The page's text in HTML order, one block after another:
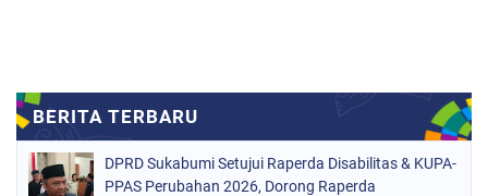
DPRD Sukabumi Setujui Raperda Disabilitas & KUPA-
PPAS Perubahan 2026, Dorong Raperda